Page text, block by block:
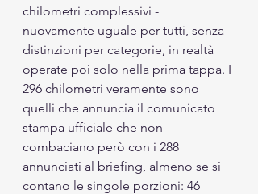
chilometri complessivi -
nuovamente uguale per tutti, senza
distinzioni per categorie, in realtà
operate poi solo nella prima tappa. I
296 chilometri veramente sono
quelli che annuncia il comunicato
stampa ufficiale che non
combaciano però con i 288
annunciati al briefing, almeno se si
contano le singole porzioni: 46